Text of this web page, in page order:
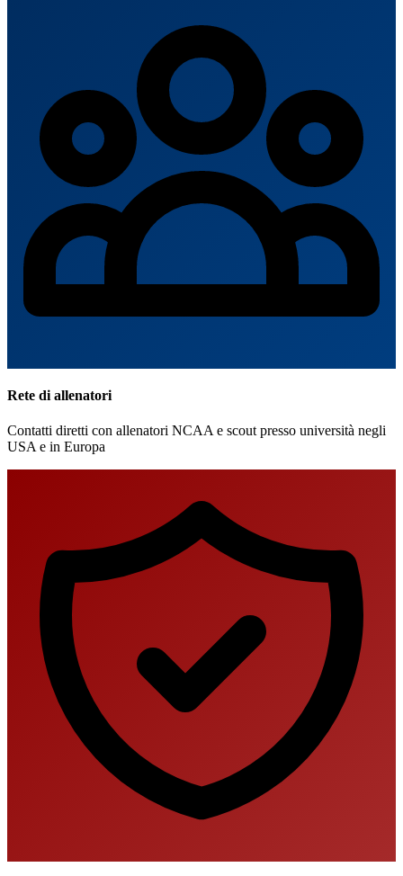
Rete di allenatori
Contatti diretti con allenatori NCAA e scout presso università negli
USA e in Europa